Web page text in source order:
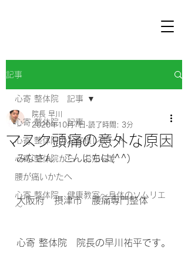
記事
心寄 整体院 記事
心寄 整体院のお客様レポート
心寄 整体院から お知らせ
腰が痛いかたへ
心寄 整体院 健康教室～身体のソムリエ
～
心寄 整体院 記事
マスク頭痛の意外な原因
院長 早川
2020年10月7日 読了時間: 3分
みなさん　こんにちは(^^)
大阪府　摂津市　腰痛専門整体
心寄 整体院　院長の早川祐平です。